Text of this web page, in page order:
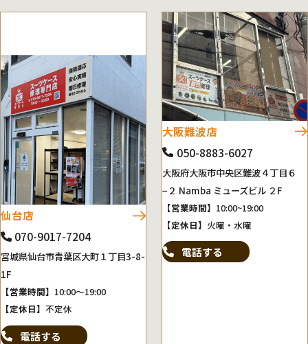
仙台店
070-9017-7204
宮城県仙台市青葉区大町１丁目3-8-
1F
【営業時間】 10:00～19:00
【定休日】 不定休
電話する
大阪難波店
050-8883-6027
大阪府大阪市中央区難波４丁目６
−２ Namba ミューズビル ２F
【営業時間】 10:00~19:00
【定休日】 火曜・水曜
電話する